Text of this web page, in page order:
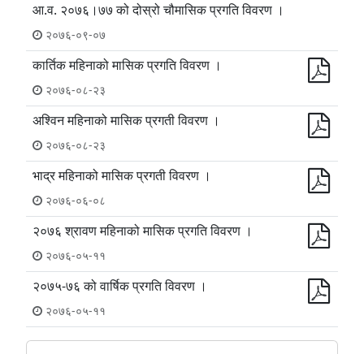
आ.व. २०७६।७७ को दोस्रो चौमासिक प्रगति विवरण ।
२०७६-०९-०७
कार्तिक महिनाको मासिक प्रगति विवरण ।
२०७६-०८-२३
अश्विन महिनाको मासिक प्रगती विवरण ।
२०७६-०८-२३
भाद्र महिनाको मासिक प्रगती विवरण ।
२०७६-०६-०८
२०७६ श्रावण महिनाको मासिक प्रगति विवरण ।
२०७६-०५-११
२०७५-७६ को वार्षिक प्रगति विवरण ।
२०७६-०५-११